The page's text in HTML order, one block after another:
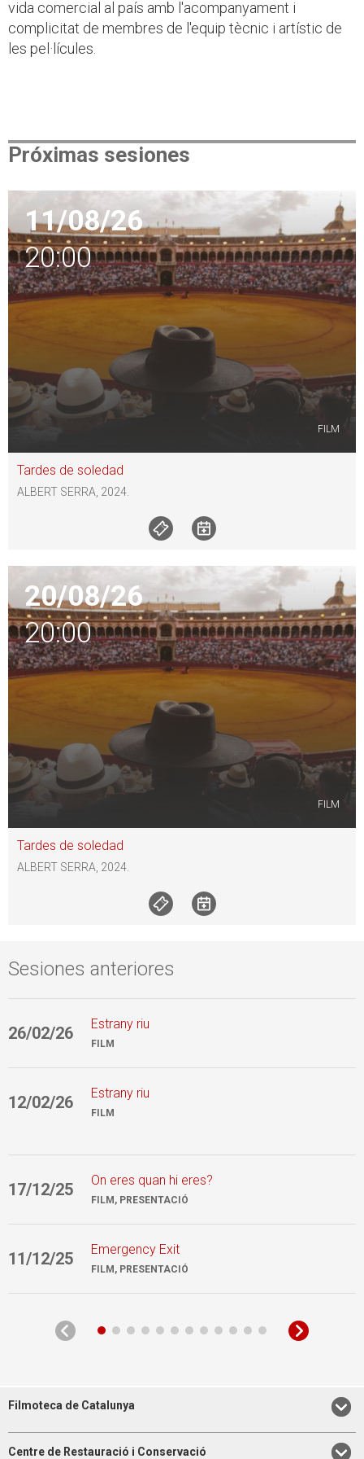
vida comercial al país amb l'acompanyament i
complicitat de membres de l'equip tècnic i artístic de
les pel·lícules.
Próximas sesiones
11/08/26
20:00
FILM
Tardes de soledad
ALBERT SERRA, 2024.
20/08/26
20:00
FILM
Tardes de soledad
ALBERT SERRA, 2024.
Sesiones anteriores
26/02/26 Estrany riu
FILM
12/02/26 Estrany riu
FILM
17/12/25 On eres quan hi eres?
FILM, PRESENTACIÓ
11/12/25 Emergency Exit
FILM, PRESENTACIÓ
Filmoteca de Catalunya
Centre de Restauració i Conservació